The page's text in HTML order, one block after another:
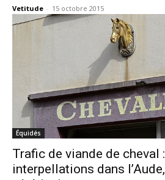
Vetitude - 15 octobre 2015
Équidés
Trafic de viande de cheval
interpellations dans